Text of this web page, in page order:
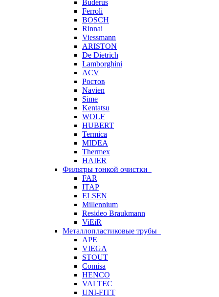
Buderus
Ferroli
BOSCH
Rinnai
Viessmann
ARISTON
De Dietrich
Lamborghini
ACV
Ростов
Navien
Sime
Kentatsu
WOLF
HUBERT
Termica
MIDEA
Thermex
HAIER
Фильтры тонкой очистки
FAR
ITAP
ELSEN
Millennium
Resideo Braukmann
ViEiR
Металлопластиковые трубы
APE
VIEGA
STOUT
Comisa
HENCO
VALTEC
UNI-FITT